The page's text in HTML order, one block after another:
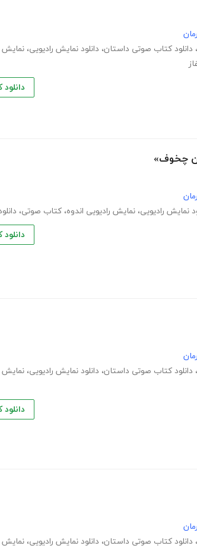
، دانلود کتاب صوتی داستان، دانلود نمایش رادیویی، نمایش
چخوف»
نمایش رادیویی، نمایش رادیویی اندوه، کتاب صوتی،
، دانلود کتاب صوتی داستان، دانلود نمایش رادیویی، نمایش
، دانلود کتاب صوتی داستان، دانلود نمایش رادیویی، نمایش